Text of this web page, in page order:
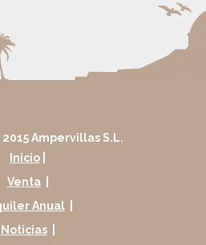
Ampervillas S.L.
Inicio
Venta
Anual
Noticias